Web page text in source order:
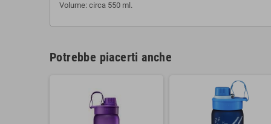
Volume: circa 550 ml.
Potrebbe piacerti anche